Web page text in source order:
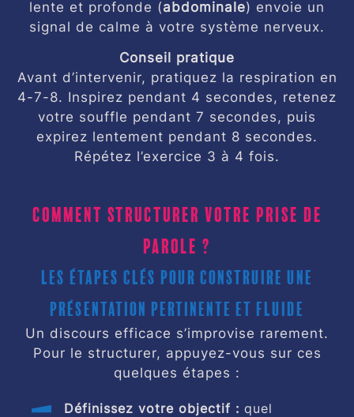
lente et profonde (abdominale) envoie un
signal de calme à votre système nerveux.
Conseil pratique
Avant d’intervenir, pratiquez la respiration en
4-7-8. Inspirez pendant 4 secondes, retenez
votre souffle pendant 7 secondes, puis
expirez lentement pendant 8 secondes.
Répétez l’exercice 3 à 4 fois.
Comment structurer votre prise de
parole ?
Les étapes clés pour construire une
présentation pertinente et fluide
Un discours efficace s’improvise rarement.
Pour le structurer, appuyez-vous sur ces
quelques étapes :
Définissez votre objectif : quel